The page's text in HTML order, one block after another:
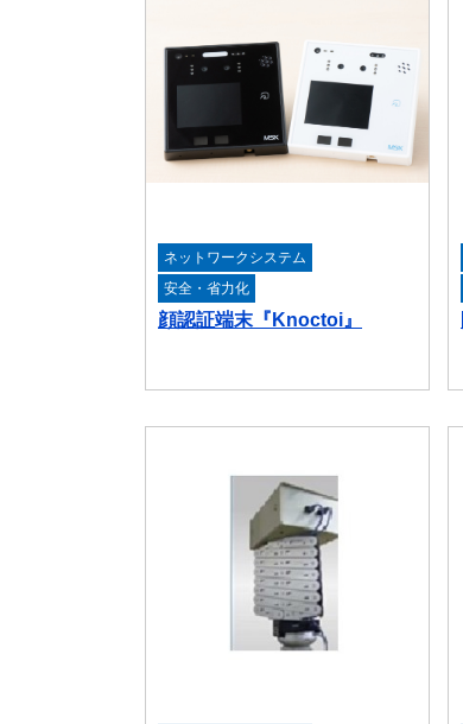
ネットワークシステム
安全・省力化
顔認証端末『Knoctoi』